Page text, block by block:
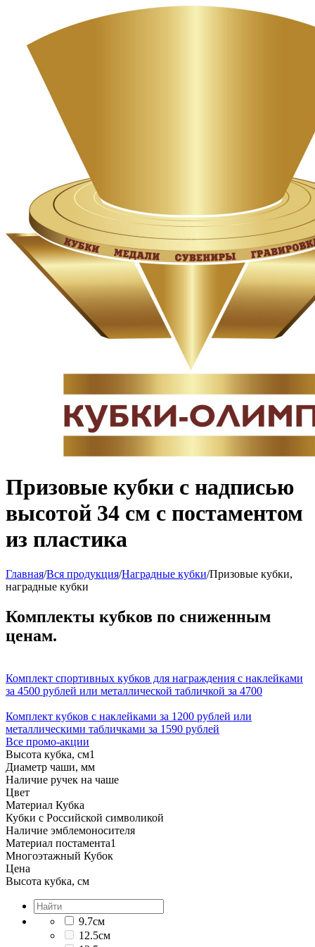
Призовые кубки с надписью
высотой 34 см с постаментом
из пластика
Главная/Вся продукция/Наградные кубки/Призовые кубки,
наградные кубки
Комплекты кубков по сниженным
ценам.
Комплект спортивных кубков для награждения с наклейками
за 4500 рублей или металлической табличкой за 4700
Комплект кубков с наклейками за 1200 рублей или
металлическими табличками за 1590 рублей
Все промо-акции
Высота кубка, см1
Диаметр чаши, мм
Наличие ручек на чаше
Цвет
Материал Кубка
Кубки с Российской символикой
Наличие эмблемоносителя
Материал постамента1
Многоэтажный Кубок
Цена
Высота кубка, см
9.7см
12.5см